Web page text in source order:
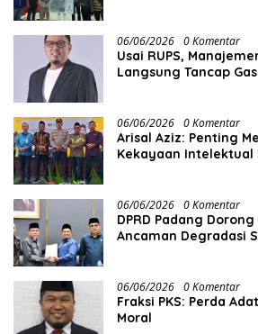
06/06/2026 0 Komentar
Usai RUPS,
Langsung Tancap Gas
06/06/2026 0 Komentar
Arisal Aziz: Penting
Kekayaan Intelektual
06/06/2026 0 Komentar
DPRD Padang
Ancaman Degradasi
06/06/2026 0 Komentar
Fraksi PKS: Perda
Moral